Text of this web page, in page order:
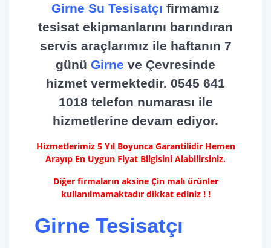
Girne Su Tesisatçı firmamız
tesisat ekipmanlarını barındıran
servis araçlarımız ile haftanın 7
günü Girne ve Çevresinde
hizmet vermektedir. 0545 641
1018 telefon numarası ile
hizmetlerine devam ediyor.
Hizmetlerimiz 5 Yıl Boyunca Garantilidir Hemen
Arayıp En Uygun Fiyat Bilgisini Alabilirsiniz.
Diğer firmaların aksine Çin malı ürünler
kullanılmamaktadır dikkat ediniz ! !
Girne Tesisatçı